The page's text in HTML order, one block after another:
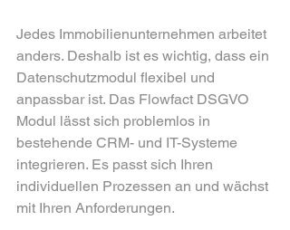
Jedes Immobilienunternehmen arbeitet
anders. Deshalb ist es wichtig, dass ein
Datenschutzmodul flexibel und
anpassbar ist. Das Flowfact DSGVO
Modul lässt sich problemlos in
bestehende CRM- und IT-Systeme
integrieren. Es passt sich Ihren
individuellen Prozessen an und wächst
mit Ihren Anforderungen.